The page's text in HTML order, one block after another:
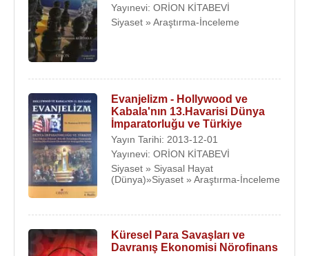
Yayınevi: ORİON KİTABEVİ
Siyaset » Araştırma-İnceleme
Evanjelizm - Hollywood ve
Kabala'nın 13.Havarisi Dünya
İmparatorluğu ve Türkiye
Yayın Tarihi: 2013-12-01
Yayınevi: ORİON KİTABEVİ
Siyaset » Siyasal Hayat
(Dünya)»Siyaset » Araştırma-İnceleme
Küresel Para Savaşları ve
Davranış Ekonomisi Nörofinans